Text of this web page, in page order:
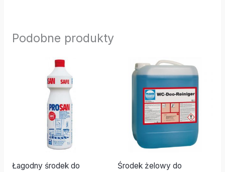
Podobne produkty
Łagodny środek do
Środek żelowy do